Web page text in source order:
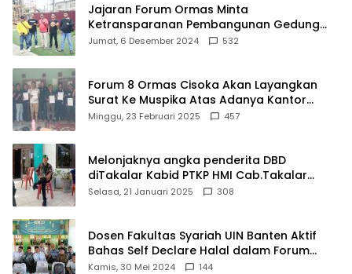
Jajaran Forum Ormas Minta
Ketransparanan Pembangunan Gedung
Damkar Di Kecamatan Cisoka
Jumat, 6 Desember 2024 532
Forum 8 Ormas Cisoka Akan Layangkan
Surat Ke Muspika Atas Adanya Kantor
Matel di Cisoka
Minggu, 23 Februari 2025 457
Melonjaknya angka penderita DBD
diTakalar Kabid PTKP HMI Cab.Takalar
angkat bicara
Selasa, 21 Januari 2025 308
Dosen Fakultas Syariah UIN Banten Aktif
Bahas Self Declare Halal dalam Forum
Ijtima Ulama MUI
Kamis, 30 Mei 2024 144